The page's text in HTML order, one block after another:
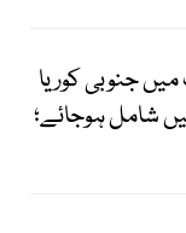
جنوبی کوریا
شامل ہوجائے؛